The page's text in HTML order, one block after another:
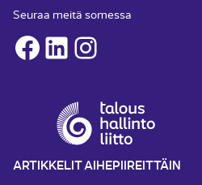
Seuraa meitä somessa
Facebook
LinkedInInstagram
ARTIKKELIT AIHEPIIREITTÄIN